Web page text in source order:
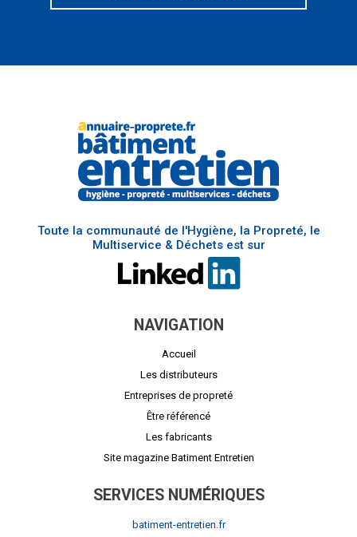
Toute la communauté de l'Hygiène, la Propreté, le
Multiservice & Déchets est sur
NAVIGATION
Accueil
Les distributeurs
Entreprises de propreté
Être référencé
Les fabricants
Site magazine Batiment Entretien
SERVICES NUMÉRIQUES
batiment-entretien.fr